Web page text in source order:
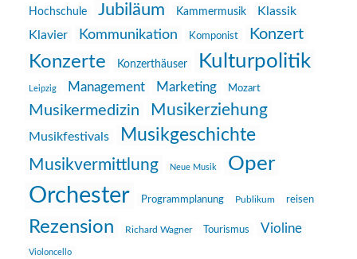
Hochschule Jubiläum Kammermusik
Klassik
Klavier
Kommunikation Komponist Konzert
Konzerte Konzerthäuser Kulturpolitik
Leipzig Management Marketing Mozart
Musikermedizin Musikerziehung
Musikfestivals Musikgeschichte
Musikvermittlung Neue Musik Oper
Orchester Programmplanung Publikum reisen
Rezension Richard Wagner Tourismus Violine
Violoncello